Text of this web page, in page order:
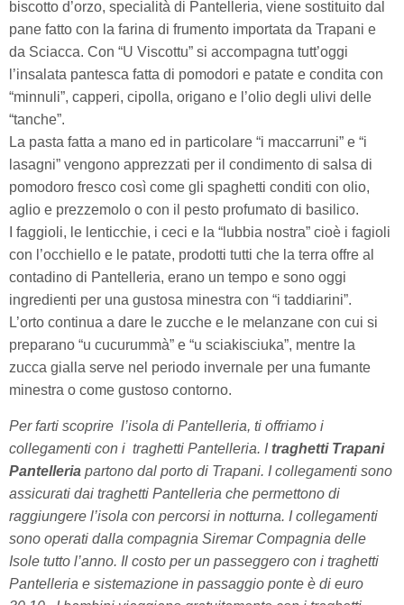
biscotto d’orzo, specialità di Pantelleria, viene sostituito dal
pane fatto con la farina di frumento importata da Trapani e
da Sciacca. Con “U Viscottu” si accompagna tutt’oggi
l’insalata pantesca fatta di pomodori e patate e condita con
“minnuli”, capperi, cipolla, origano e l’olio degli ulivi delle
“tanche”.
La pasta fatta a mano ed in particolare “i maccarruni” e “i
lasagni” vengono apprezzati per il condimento di salsa di
pomodoro fresco così come gli spaghetti conditi con olio,
aglio e prezzemolo o con il pesto profumato di basilico.
I faggioli, le lenticchie, i ceci e la “lubbia nostra” cioè i fagioli
con l’occhiello e le patate, prodotti tutti che la terra offre al
contadino di Pantelleria, erano un tempo e sono oggi
ingredienti per una gustosa minestra con “i taddiarini”.
L’orto continua a dare le zucche e le melanzane con cui si
preparano “u cucurummà” e “u sciakisciuka”, mentre la
zucca gialla serve nel periodo invernale per una fumante
minestra o come gustoso contorno.
Per farti scoprire l’isola di Pantelleria, ti offriamo i
collegamenti con i traghetti Pantelleria. I traghettiTrapani
Pantelleria partono dal porto di Trapani. I collegamenti sono
assicurati dai traghetti Pantelleria che permettono di
raggiungere l’isola con percorsi in notturna. I collegamenti
sono operati dalla compagnia Siremar Compagnia delle
Isole tutto l’anno. Il costo per un passeggero con i traghetti
Pantelleria e sistemazione in passaggio ponte è di euro